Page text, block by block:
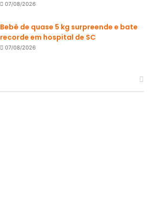
07/08/2026
Bebê de quase 5 kg surpreende e bate
recorde em hospital de SC
07/08/2026